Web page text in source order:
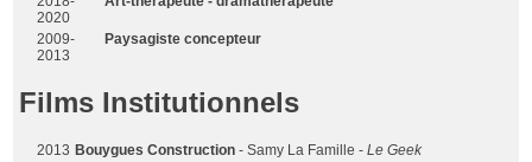
2020
2009-
2013
Paysagiste concepteur
Films Institutionnels
2013 Bouygues Construction - Samy La Famille -Le Geek